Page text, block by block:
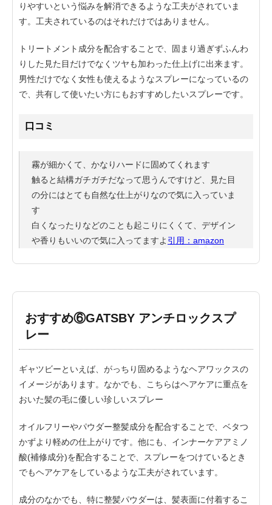
りやすいという悩みを解消できるような工夫がされていま
す。工夫されているのはそれだけではありません。
トリートメント成分を配合することで、固まり過ぎずふんわ
りした見た目だけでなくツヤも加わった仕上げに出来ます。
男性だけでなく女性も使えるようなスプレーになっているの
で、共有して使いたい方にもおすすめしたいスプレーです。
口コミ
霧が細かくて、かなりハードに固めてくれます
触ると結構ガチガチだなって思うんですけど、見た目
の分にはとても自然な仕上がりなので気に入っていま
す
白くなったりなどのことも起こりにくくて、デザイン
や香りもいいので気に入ってますよ 引用：amazon
おすすめ⑥GATSBY アンチロックスプ
レー
ギャツビーといえば、がっちり固めるようなヘアワックスの
イメージがあります。なかでも、こちらはヘアケアに重点を
おいた髪の毛に優しい珍しいスプレー
オイルフリーやパウダー整髪成分を配合することで、ベタつ
かずより軽めの仕上がりです。他にも、インナーケアアミノ
酸(補修成分)を配合することで、スプレーをつけているとき
でもヘアケアをしているような工夫がされています。
成分のなかでも、特に整髪パウダーは、髪表面に付着するこ